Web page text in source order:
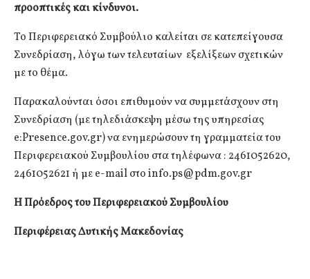
προοπτικές και κίνδυνοι.
Το Περιφερειακό Συμβούλιο καλείται σε κατεπείγουσα
Συνεδρίαση, λόγω των τελευταίων εξελίξεων σχετικών
με το θέμα.
Παρακαλούνται όσοι επιθυμούν να συμμετάσχουν στη
Συνεδρίαση (με τηλεδιάσκεψη μέσω της υπηρεσίας
e:Presence.gov.gr) να ενημερώσουν τη γραμματεία του
Περιφερειακού Συμβουλίου στα τηλέφωνα : 2461052620,
2461052621 ή με e-mail στοinfo.ps@pdm.gov.gr
Η Πρόεδρος του Περιφερειακού Συμβουλίου
Περιφέρειας Δυτικής Μακεδονίας